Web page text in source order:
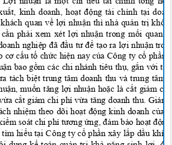
ất, kinh doanh, hoạt động tài chính tại
quan vềlợi nhuận thì nhà quản trị
n phải xem xét lợi nhuận trong mối quan h
nghiệp đã đầu tư đểtạo ralợi nhuận
cơ cấu tổ chức hiện nay của Công ty cổphần
ận bao gồm các chi nhánh tiêu thụ, gắn với
tách biệt trung tâm doanh thu và trung tâm
ận, muốn tăng lợi nhuận hoặc là cắt giảm
ừa cắt giảm chi phí vừa tăng doanh thu.
nhiệm theo dõi hoạt động kinh doanh của b
ểm soát chi phí tương ứng, đảm bảo hoạt
tìm hiểu tại Công ty cổphần xây lắp dầu khí